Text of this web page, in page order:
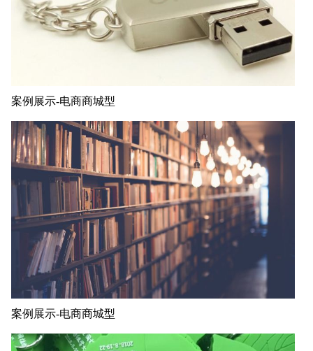
案例展示-电商商城型
案例展示-电商商城型